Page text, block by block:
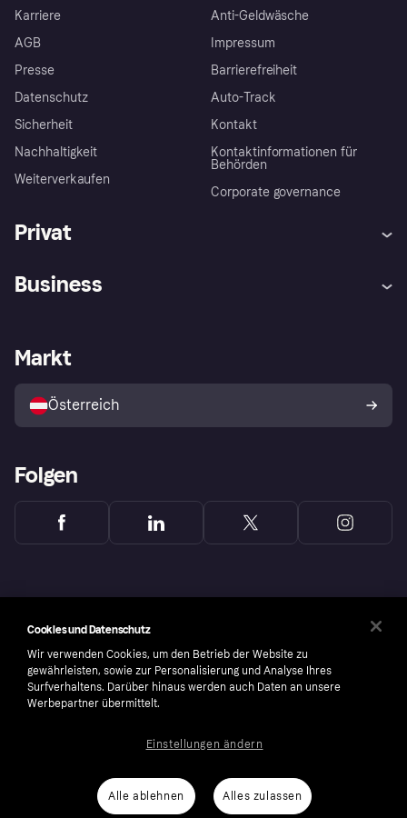
Karriere
AGB
Presse
Datenschutz
Sicherheit
Nachhaltigkeit
Weiterverkaufen
Anti-Geldwäsche
Impressum
Barrierefreiheit
Auto-Track
Kontakt
Kontaktinformationen für
Behörden
Corporate governance
Privat
Shops entdecken
Business
Händlerportal
Markt
Österreich
Folgen
CookiesKlarna.com
Cookies und Datenschutz
Wir verwenden Cookies, um den Betrieb der Website zu
gewährleisten, sowie zur Personalisierung und Analyse Ihres
Surfverhaltens. Darüber hinaus werden auch Daten an unsere
Werbepartner übermittelt.
Alle ablehnen Alles zulassen
Einstellungen ändern